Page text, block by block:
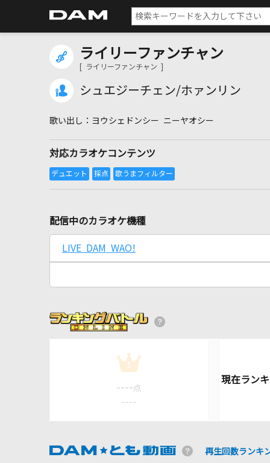
ライリーファンチャン
[ ライリーファンチャン ]
シュエジーチェン/ホァンリン
ヨウシェドンシー ニーヤオシー
対応カラオケコンテンツ
配信中のカラオケ機種
LIVE DAM WAO!
1
---- 点
----
再生回数ランキ